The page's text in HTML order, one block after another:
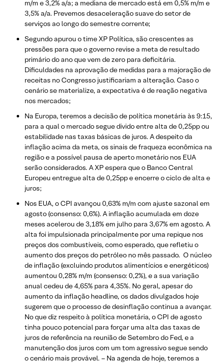
m/m e 3,2% a/a; a mediana de mercado está em 0,5% m/m e
3,5% a/a. Prevemos desaceleração suave do setor de
serviços ao longo do semestre corrente;
Segundo apurou o time XP Política, são crescentes as
pressões para que o governo revise a meta de resultado
primário do ano que vem de zero para deficitária.
Dificuldades na aprovação de medidas para a majoração de
receitas no Congresso justificariam a alteração. Caso o
cenário se materialize, a expectativa é de reação negativa
nos mercados;
Na Europa, teremos a decisão de política monetária às 9:15,
para a qual o mercado segue divido entre alta de 0,25pp ou
estabilidade nas taxas básicas de juros. A despeito da
inflação acima da meta, os sinais de fraqueza econômica na
região e a possível pausa de aperto monetário nos EUA
serão considerados. A XP espera que o Banco Central
Europeu entregue alta de 0,25pp e encerre o ciclo de alta e
juros;
Nos EUA, o CPI avançou 0,63% m/m com ajuste sazonal em
agosto (consenso: 0,6%). A inflação acumulada em doze
meses acelerou de 3,18% em julho para 3,67% em agosto. A
alta foi impulsionada principalmente por uma repique nos
preços dos combustíveis, como esperado, que refletiu o
aumento dos preços do petróleo no mês passado. O núcleo
de inflação (excluindo produtos alimentícios e energéticos)
aumentou 0,28% m/m (consenso: 0,2%), e a sua variação
anual cedeu de 4,65% para 4,35%. No geral, apesar do
aumento da inflação headline, os dados divulgados hoje
sugerem que o processo de desinflação continua a avançar.
No que diz respeito à política monetária, o CPI de agosto
tinha pouco potencial para forçar uma alta das taxas de
juros de referência na reunião de Setembro do Fed, e a
manutenção dos juros com um tom agressivo segue sendo
o cenário mais provável. – Na agenda de hoje, teremos a